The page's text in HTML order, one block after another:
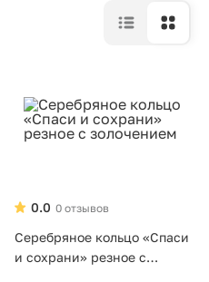
0 отзывов
0.0
Серебряное кольцо «Спаси
и сохрани» резное с